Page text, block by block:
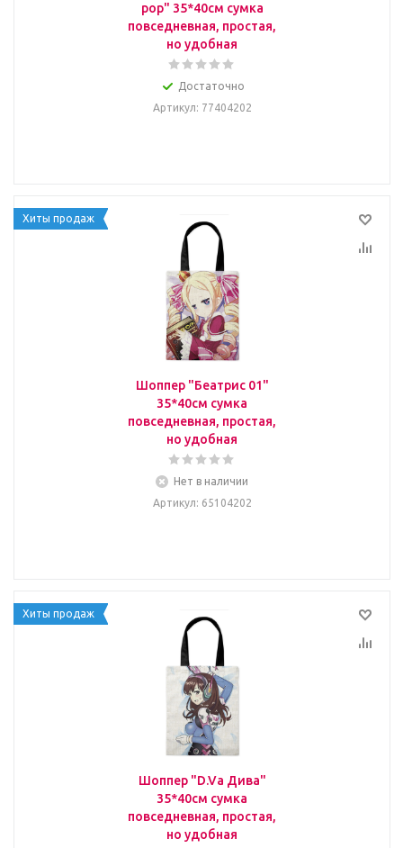
pop" 35*40см сумка
повседневная, простая,
но удобная
Достаточно
Артикул: 77404202
Хиты продаж
Шоппер "Беатрис 01"
35*40см сумка
повседневная, простая,
но удобная
Нет в наличии
Артикул: 65104202
Хиты продаж
Шоппер "D.Va Дива"
35*40см сумка
повседневная, простая,
но удобная